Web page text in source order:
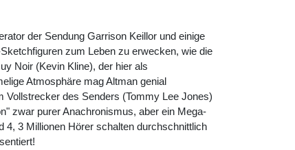
der Sendung Garrison Keillor und einige
zum Leben zu erwecken, wie die
Noir (Kevin Kline), der hier als
Atmosphäre mag Altman genial
Vollstrecker des Senders (Tommy Lee Jones)
zwar purer Anachronismus, aber ein Mega-
4, 3 Millionen Hörer schalten durchschnittlich